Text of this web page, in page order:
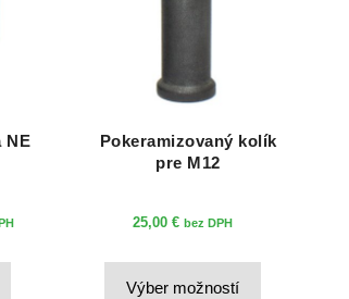
NE
Tento
Pokeramizovaný kolík
pre M12
25,00 € bez DPH
Výber možností
Tento